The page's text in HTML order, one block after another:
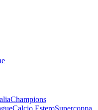
Champions
Calcio EsteroSupercoppa